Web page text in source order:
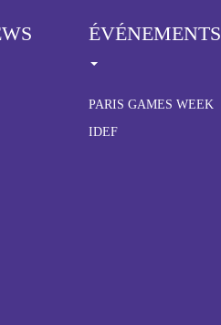
ÉVÉNEMENTS
PARIS GAMES WEEK
IDEF